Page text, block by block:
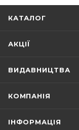
КАТАЛОГ
АКЦІЇ
ВИДАВНИЦТВА
КОМПАНІЯ
ІНФОРМАЦІЯ